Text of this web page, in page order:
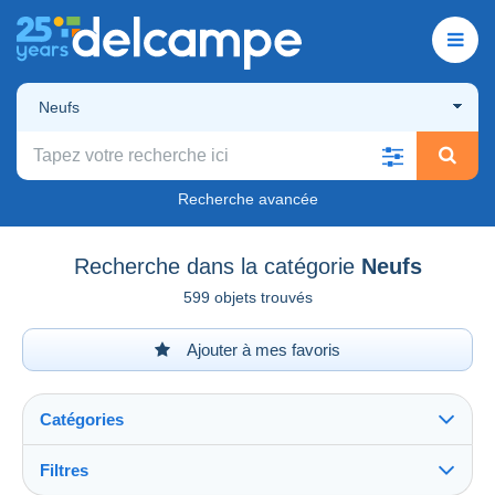
Neufs
Recherche avancée
Recherche dans la catégorie Neufs
599 objets trouvés
Ajouter à mes favoris
Catégories
Filtres